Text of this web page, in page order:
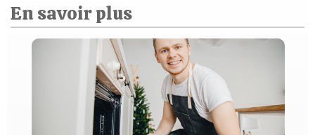
En savoir plus